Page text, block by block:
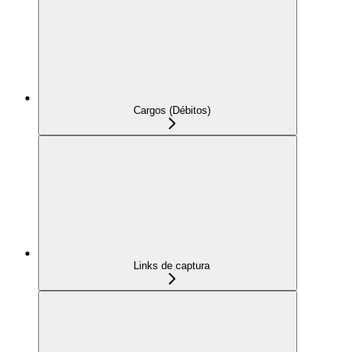
Cargos (Débitos)
Links de captura